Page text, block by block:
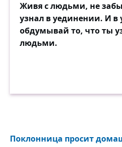
Живя с людьми, не
узнал в уединении. И в
обдумывай то, что ты
людьми.
Поклонница просит